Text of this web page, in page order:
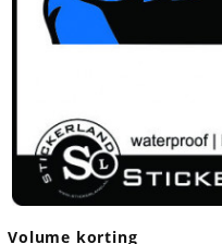
Volume korting